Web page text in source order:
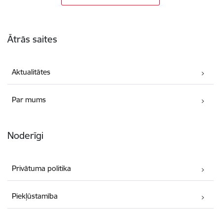
Ātrās saites
Aktualitātes
Par mums
Noderīgi
Privātuma politika
Piekļūstamība